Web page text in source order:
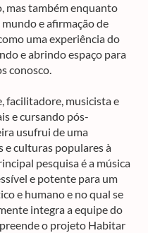
mas também enquanto
e afirmação de
uma experiência do
e abrindo espaço para
conosco.
facilitadore, musicista e
e cursando pós-
usufrui de uma
e culturas populares à
pesquisa é a música
e potente para um
e humano e no qual se
integra a equipe do
o projeto Habitar